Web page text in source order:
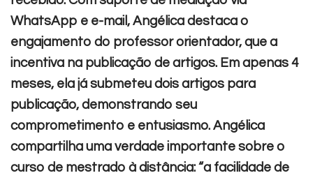
WhatsApp e e-mail, Angélica destaca o
engajamento do professor orientador, que a
incentiva na publicação de artigos. Em apenas 4
meses, ela já submeteu dois artigos para
publicação, demonstrando seu
comprometimento e entusiasmo. Angélica
compartilha uma verdade importante sobre o
curso de mestrado à distância: “a facilidade de